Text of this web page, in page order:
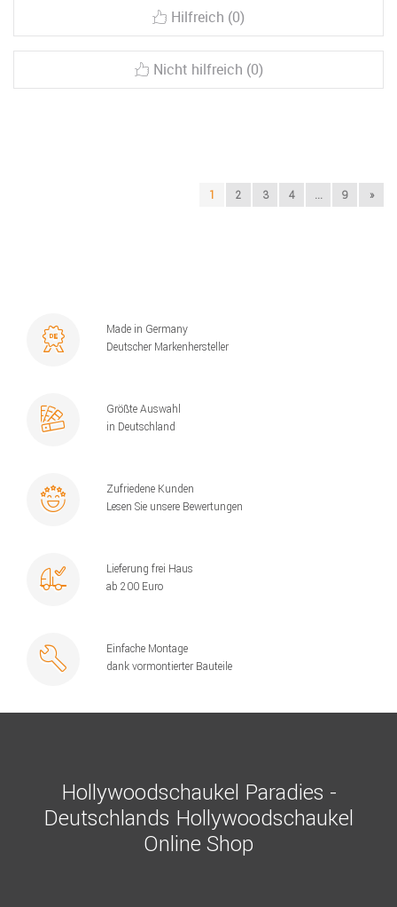
Hilfreich (0)
Nicht hilfreich (0)
1 2 3 4 ... 9 »
Made in Germany
Deutscher Markenhersteller
Größte Auswahl
in Deutschland
Zufriedene Kunden
Lesen Sie unsere Bewertungen
Lieferung frei Haus
ab 200 Euro
Einfache Montage
dank vormontierter Bauteile
Hollywoodschaukel Paradies -
Deutschlands Hollywoodschaukel
Online Shop